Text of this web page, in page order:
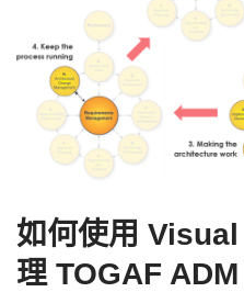
如何使用
理 TOGAF